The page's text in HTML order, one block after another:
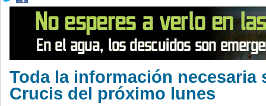
Toda la información necesaria
Crucis del próximo lunes